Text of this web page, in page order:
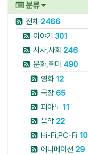
분류
전체 2466
이야기 301
시사,사회 246
문화,취미 490
영화 12
극장65
피아노 11
음악22
Hi-Fi,PC-Fi 10
에니메이션 29